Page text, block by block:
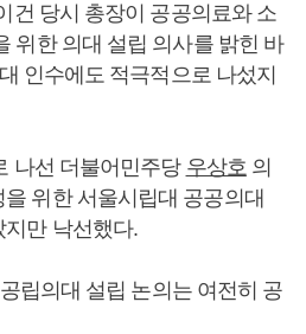
건 당시 총장이 공공의료와 소
위한 의대 설립 의사를 밝힌 바
인수에도 적극적으로 나섰지
나선 더불어민주당 우상호의
위한 서울시립대 공공의대
만 낙선했다.
립의대 설립 논의는 여전히 공